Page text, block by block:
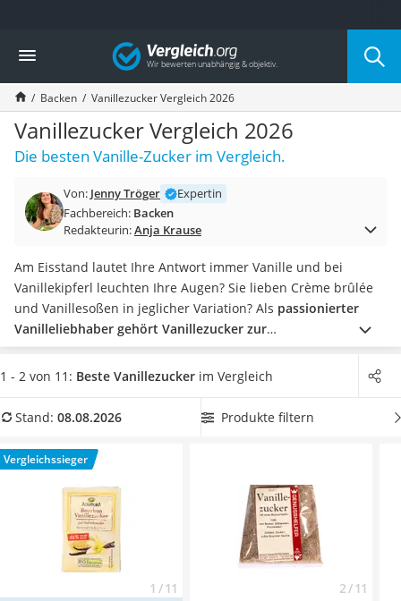
Die beliebtesten Vergleiche nach Kategorie
Lebensmittel
Schwarzkümmelöl
Knäckebrot
Schwarzkümmelöl-Kapseln
Manukahonig
Eiklar
Balsamico-Essig
Schwarzkümmelöl bio
Honig
Gemüsebrühe
Eiskaffee-Pulver
Irischer Whiskey
Grapefruitkernextrakt
Matcha-Set
MCT-Öl
Erythrit
Müsli ohne Zuckerzusatz
Vergleich
Backen Vanillezucker Vergleich 2026
Vanillezucker Vergleich 2026
Die besten Vanille-Zucker im Vergleich.
Von: Jenny Tröger
Expertin
Fachbereich: Backen
Redakteurin:Anja Krause
Am Eisstand lautet Ihre Antwort immer Vanille und bei
Vanillekipferl leuchten Ihre Augen? Sie lieben Crème brûlée
und Vanillesoßen in jeglicher Variation? Als passionierter
Vanilleliebhaber gehört Vanillezucker zur
Standardausrüstungin Ihren Küchenschrank!Machen Sie
den Test zuhause und verwenden ein Vanillezucker mit
Gerichten . Oder geben Sie eine Prise in würzigesGoldene-
wiederverschließbaren Verpackung
so lange erhalten. Überzeugt hat uns hier im August 2026
besonders das Modell
Alnatura Vanillezucker Bourbon-
mit seinen Eigenschaften.
1 - 2 von 11: Beste Vanillezucker im Vergleich
Stand: 08.08.2026 Produkte filtern
Vergleichssieger
1 / 11 2 / 11